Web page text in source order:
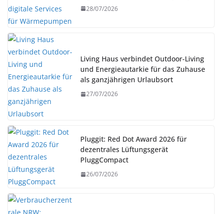
28/07/2026
Living Haus verbindet Outdoor-Living
und Energieautarkie für das Zuhause
als ganzjährigen Urlaubsort
27/07/2026
Pluggit: Red Dot Award 2026 für
dezentrales Lüftungsgerät
PluggCompact
26/07/2026